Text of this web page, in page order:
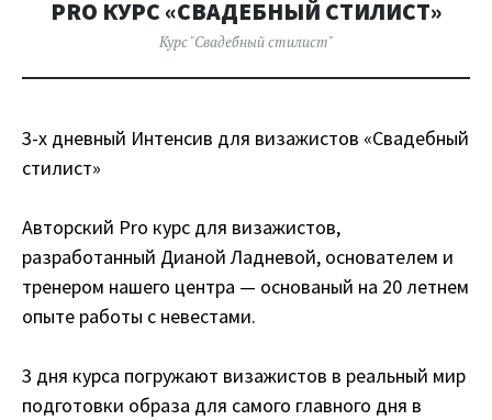
PRO КУРС «СВАДЕБНЫЙ СТИЛИСТ»
Курс "Свадебный стилист"
3-х дневный Интенсив для визажистов «Свадебный
стилист»
Авторский Pro курс для визажистов,
разработанный Дианой Ладневой, основателем и
тренером нашего центра — основаный на 20 летнем
опыте работы с невестами.
3 дня курса погружают визажистов в реальный мир
подготовки образа для самого главного дня в